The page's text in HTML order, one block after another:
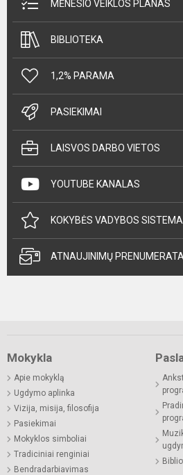
MĖNESIO VEIKLOS PLANAS
BIBLIOTEKA
1,2% PARAMA
PASIEKIMAI
LAISVOS DARBO VIETOS
YOUTUBE KANALAS
KOKYBĖS VADYBOS
ATNAUJINIMŲ PRENUMERATA
Mokykla
Apie mokyklą
Ugdymo aplinka
Vizija, misija, filosofija
Pasiekimai
Mokyklos simboliai
Tradiciniai renginiai
Bendradarbiavimas